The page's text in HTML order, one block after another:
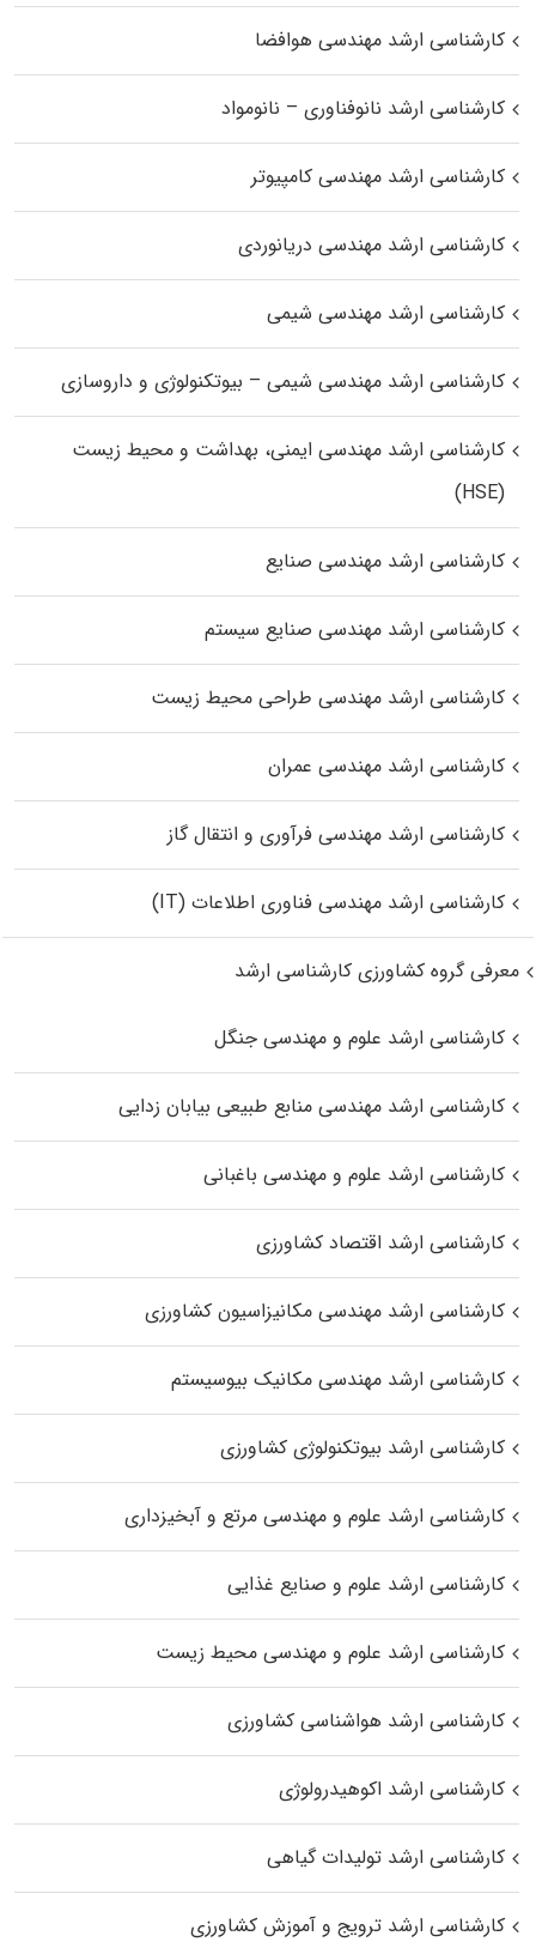
کارشناسی ارشد مهندسی هوافضا
کارشناسی ارشد نانوفناوری – نانومواد
کارشناسی ارشد مهندسی کامپیوتر
کارشناسی ارشد مهندسی دریانوردی
کارشناسی ارشد مهندسی شیمی
کارشناسی ارشد مهندسی شیمی – بیوتکنولوژی و داروسازی
کارشناسی ارشد مهندسی ایمنی، بهداشت و محیط زیست
(HSE)
کارشناسی ارشد مهندسی صنایع
کارشناسی ارشد مهندسی صنایع سیستم
کارشناسی ارشد مهندسی طراحی محیط زیست
کارشناسی ارشد مهندسی عمران
کارشناسی ارشد مهندسی فرآوری و انتقال گاز
کارشناسی ارشد مهندسی فناوری اطلاعات (IT)
معرفی گروه کشاورزی کارشناسی ارشد
کارشناسی ارشد علوم و مهندسی جنگل
کارشناسی ارشد مهندسی منابع طبیعی بیابان زدایی
کارشناسی ارشد علوم و مهندسی باغبانی
کارشناسی ارشد اقتصاد کشاورزی
کارشناسی ارشد مهندسی مکانیزاسیون کشاورزی
کارشناسی ارشد مهندسی مکانیک بیوسیستم
کارشناسی ارشد بیوتکنولوژی کشاورزی
کارشناسی ارشد علوم و مهندسی مرتع و آبخیزداری
کارشناسی ارشد علوم و صنایع غذایی
کارشناسی ارشد علوم و مهندسی محیط زیست
کارشناسی ارشد هواشناسی کشاورزی
کارشناسی ارشد اکوهیدرولوژی
کارشناسی ارشد تولیدات گیاهی
کارشناسی ارشد ترویج و آموزش کشاورزی